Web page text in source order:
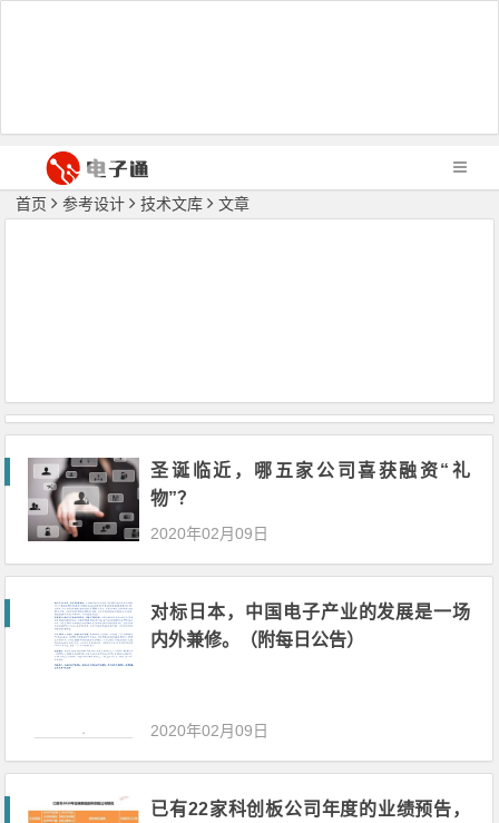
首页 参考设计 技术文库 文章
圣诞临近，哪五家公司喜获融资“礼
物”？
2020年02月09日
对标日本，中国电子产业的发展是一场
内外兼修。（附每日公告）
2020年02月09日
已有22家科创板公司年度的业绩预告，